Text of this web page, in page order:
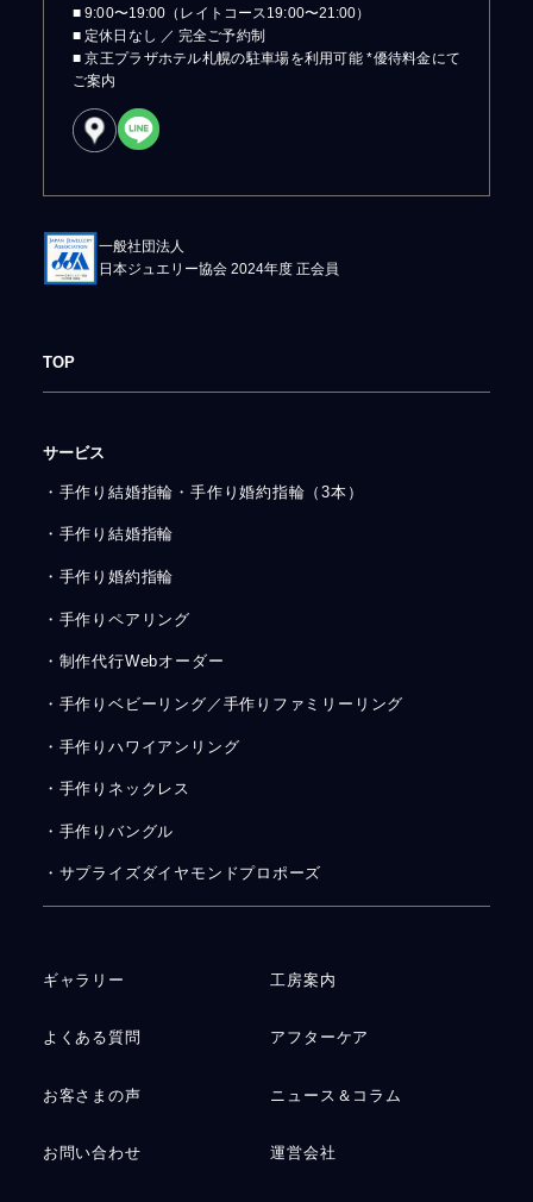
■ 9:00〜19:00（レイトコース19:00〜21:00）
■ 定休日なし ／ 完全ご予約制
■ 京王プラザホテル札幌の駐車場を利用可能 *優待料金にて
ご案内
一般社団法人
日本ジュエリー協会 2024年度 正会員
TOP
サービス
・手作り結婚指輪・手作り婚約指輪（3本）
・手作り結婚指輪
・手作り婚約指輪
・手作りペアリング
・制作代行Webオーダー
・手作りベビーリング／手作りファミリーリング
・手作りハワイアンリング
・手作りネックレス
・手作りバングル
・サプライズダイヤモンドプロポーズ
ギャラリー 工房案内
よくある質問 アフターケア
お客さまの声 ニュース＆コラム
お問い合わせ 運営会社